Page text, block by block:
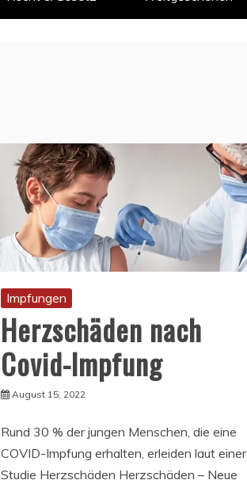
Impfungen
Herzschäden nach
Covid-Impfung
August 15, 2022
Rund 30 % der jungen Menschen, die eine
COVID-Impfung erhalten, erleiden laut einer
Studie Herzschäden Herzschäden – Neue